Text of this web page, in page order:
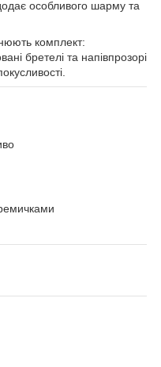
особливого шарму та
комплект:
бретелі та напівпрозорі